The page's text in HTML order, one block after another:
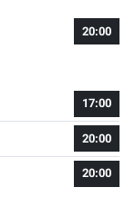
20:00
17:00
20:00
20:00